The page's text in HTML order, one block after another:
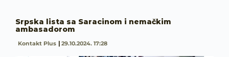
Srpska lista sa Saracinom i nemačkim
ambasadorom
Kontakt Plus 29.10.2024. 17:28